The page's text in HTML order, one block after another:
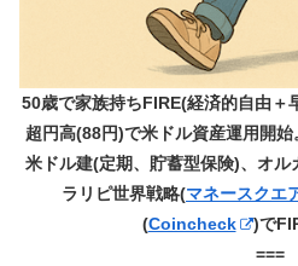
50歳で家族持ちFIRE(経済的自由＋
超円高(88円)で米ドル資産運用開
米ドル建(定期、貯蓄型保険)、オル
ラリピ世界戦略(マネースクエ
(Coincheck
)で
===